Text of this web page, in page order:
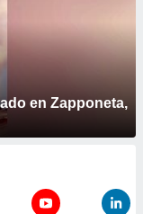
en Zapponeta,